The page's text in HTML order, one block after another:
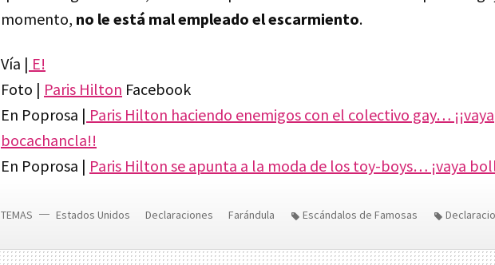
momento, no le está mal empleado el escarmiento.
Vía | E!
Foto | Paris Hilton Facebook
En Poprosa | Paris Hilton haciendo enemigos con el colectivo gay… ¡¡vaya
bocachancla!!
En Poprosa | Paris Hilton se apunta a la moda de los toy-boys… ¡vaya
TEMAS Estados Unidos Declaraciones Farándula Escándalos de Famosas